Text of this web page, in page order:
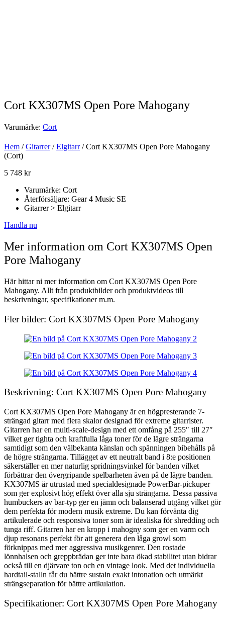
Cort KX307MS Open Pore Mahogany
Varumärke: Cort
Hem /Gitarrer/Elgitarr/ Cort KX307MS Open Pore Mahogany
(Cort)
5 748 kr
Varumärke: Cort
Återförsäljare: Gear 4 Music SE
Gitarrer > Elgitarr
Handla nu
Mer information om Cort KX307MS Open
Pore Mahogany
Här hittar ni mer information om Cort KX307MS Open Pore
Mahogany. Allt från produktbilder och produktvideos till
beskrivningar, specifikationer m.m.
Fler bilder: Cort KX307MS Open Pore Mahogany
Beskrivning: Cort KX307MS Open Pore Mahogany
Cort KX307MS Open Pore Mahogany är en högpresterande 7-
strängad gitarr med flera skalor designad för extreme gitarrister.
Gitarren har en multi-scale-design med ett omfång på 255″ till 27″
vilket ger tighta och kraftfulla låga toner för de lägre strängarna
samtidigt som den välbekanta känslan och spänningen bibehålls på
de högre strängarna. Tillägget av ett neutralt band i 8:e positionen
säkerställer en mer naturlig spridningsvinkel för banden vilket
förbättrar den övergripande spelbarheten även på de lägre banden.
KX307MS är utrustad med specialdesignade PowerBar-pickuper
som ger explosivt hög effekt över alla sju strängarna. Dessa passiva
humbuckers av bar-typ ger en jämn och balanserad utgång vilket gör
dem perfekta för modern musik extreme. Du kan förvänta dig
artikulerade och responsiva toner som är idealiska för shredding och
tunga riff. Gitarren har en kropp i mahogny som ger en varm och
djup resonans perfekt för att generera den låga growl som
förknippas med mer aggressiva musikgenrer. Den rostade
lönnhalsen och greppbrädan ger inte bara ökad stabilitet utan bidrar
också till en djärvare ton och en vintage look. Med det individuella
hardtail-stalln får du bättre sustain exakt intonation och utmärkt
strängseparation för bättre artikulation.
Specifikationer: Cort KX307MS Open Pore Mahogany